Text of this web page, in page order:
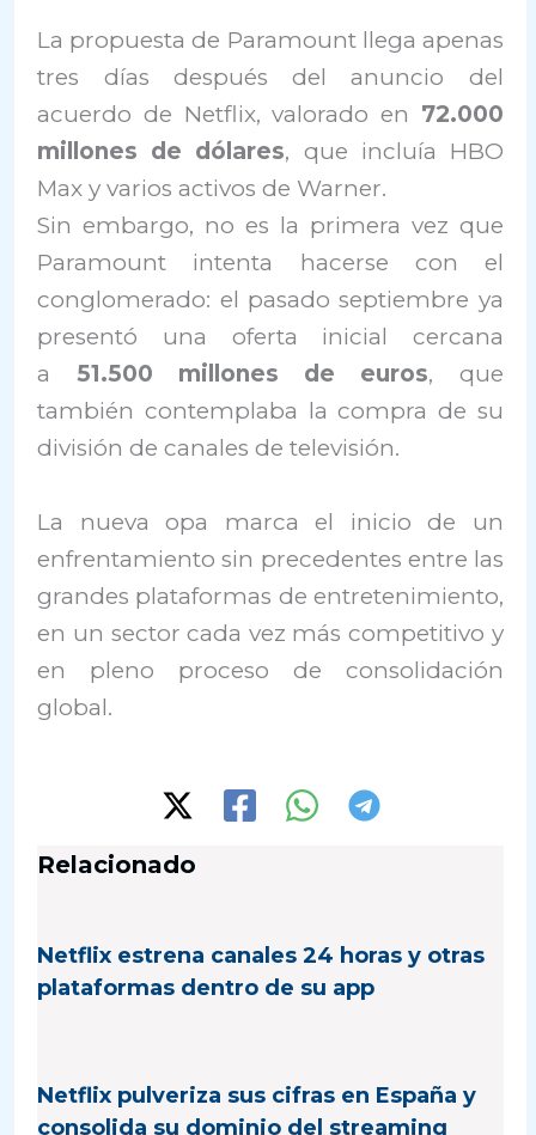
La propuesta de Paramount llega apenas
tres días después del anuncio del
acuerdo de Netflix, valorado en 72.000
millones de dólares, que incluía HBO
Max y varios activos de Warner.
Sin embargo, no es la primera vez que
Paramount intenta hacerse con el
conglomerado: el pasado septiembre ya
presentó una oferta inicial cercana
a 51.500 millones de euros, que
también contemplaba la compra de su
división de canales de televisión.
La nueva opa marca el inicio de un
enfrentamiento sin precedentes entre las
grandes plataformas de entretenimiento,
en un sector cada vez más competitivo y
en pleno proceso de consolidación
global.
Relacionado
Netflix estrena canales 24 horas y otras
plataformas dentro de su app
Netflix pulveriza sus cifras en España y
consolida su dominio del streaming